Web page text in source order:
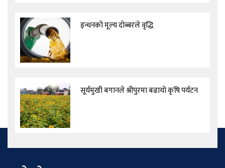
इन्धनको मूल्य दोब्बरले वृद्धि
सूर्यमुखी बगानले श्रीपुरमा बढायो कृषि पर्यटन